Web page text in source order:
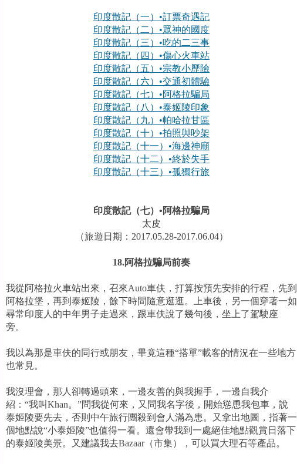
印度散記（一）•訂票奇遇記
印度散記（二）•眾神的國度
印度散記（三）•吃的二三事
印度散記（四）•傷心火車站
印度散記（五）•宗教小歷險
印度散記（六）•交通初體驗
印度散記（七）•阿格拉騙局
印度散記（八）•泰姬陵印象
印度散記（九）•帕哈拉甘區
印度散記（十）•拍照與吵架
印度散記（十一）•海邊神廟
印度散記（十二）•終於失手
印度散記（十三）•孤獨行旅
印度散記（七）•阿格拉騙局
太皮
（旅遊日期：2017.05.28-2017.06.04）
18.阿格拉騙局前奏
我從阿格拉火車站出來，召來Auto車伕，打算按預先安排的行程，先到
阿格拉堡，再到泰姬陵，餘下時間隨意逛逛。上車後，另一個穿著一如
尋常印度人的中年男子走過來，跟車伕說了幾句後，坐上了駕駛座
旁。
我以為那是車伕的同行或朋友，畢竟這種“搭單”載客的情況在一些地方
也常見。
我沒理會，那人卻轉過頭來，一邊友善的與我握手，一邊自我介
紹：“我叫Khan。”問我從何來，又問我名字後，開始慫恿我包車，說
泰姬陵要先去，否則中午旅行團殺到會人滿為患。又拿出地圖，指著一
個地點說“小泰姬陵”也值得一看。還會帶我到一處絕佳地點觀賞日落下
的泰姬陵美景。又建議我去Bazaar（市集），可以買大理石等產品。